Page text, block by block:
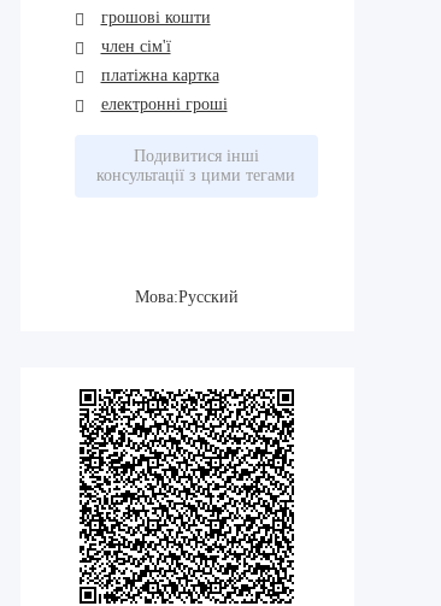
грошові кошти
член сім'ї
платіжна картка
електронні гроші
Подивитися інші
консультації з цими тегами
Мова:Русский